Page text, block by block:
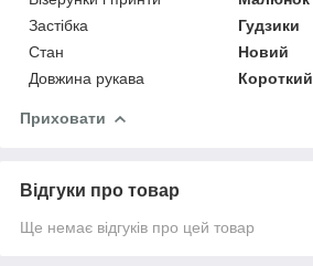
Застібка
Гудзики
Стан
Новий
Довжина рукава
Короткий
Приховати
Відгуки про товар
Ще немає відгуків про цей товар